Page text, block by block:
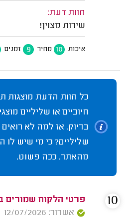
חוות דעת:
שירות מצוין!
איכות 10 מחיר 9 זמנים
כל חוות הדעת מוצגות
חיוביים או שליליים
בדיוק. אז למה לא רואים
שליליים? כי מי שיש לו
מהאתר. ככה פשוט.
פרטי הלקוח שמורים
אשרור: 12/07/2026
10